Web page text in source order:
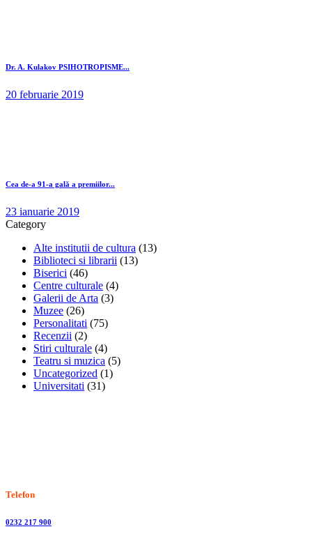
Dr. A. Kulakov PSIHOTROPISME...
20 februarie 2019
Cea de-a 91-a gală a premiilor...
23 ianuarie 2019
Category
Alte institutii de cultura (13)
Biblioteci si librarii (13)
Biserici (46)
Centre culturale (4)
Galerii de Arta (3)
Muzee (26)
Personalitati (75)
Recenzii (2)
Stiri culturale (4)
Teatru si muzica (5)
Uncategorized (1)
Universitati (31)
Telefon
0232 217 900